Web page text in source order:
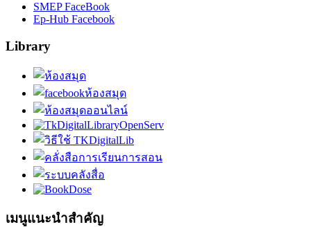
SMEP FaceBook
Ep-Hub Facebook
Library
เมนูแนะนำสำคัญ